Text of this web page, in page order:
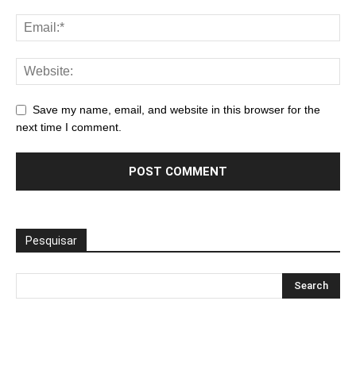
Save my name, email, and website in this browser for the
next time I comment.
Pesquisar